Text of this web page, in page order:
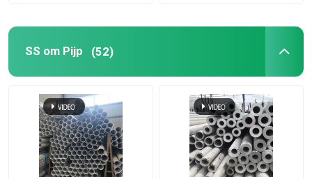
met een breedte van niet meer dan 50 mm
Roestvrij staal Geruite Plaat
Roestvrij staal Golfblad
SS om Pijp (52)